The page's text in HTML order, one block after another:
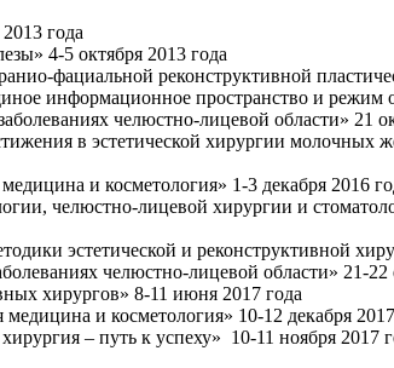
года
4-5 октября 2013 года
фациальной реконструктивной
информационное пространство и режим
челюстно-лицевой области» 21
в эстетической хирургии молочных
и косметология» 1-3 декабря 2016
челюстно-лицевой хирургии и
эстетической и реконструктивной
челюстно-лицевой области» 21-22
хирургов» 8-11 июня 2017 года
и косметология» 10-12 декабря
– путь к успеху» 10-11 ноября 2017